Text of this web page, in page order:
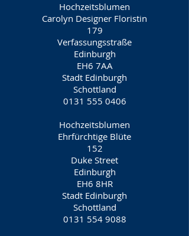
Hochzeitsblumen
Carolyn Designer Floristin
179
Verfassungsstraße
Edinburgh
EH6 7AA
Stadt Edinburgh
Schottland
0131 555 0406
Hochzeitsblumen
Ehrfürchtige Blüte
152
Duke Street
Edinburgh
EH6 8HR
Stadt Edinburgh
Schottland
0131 554 9088